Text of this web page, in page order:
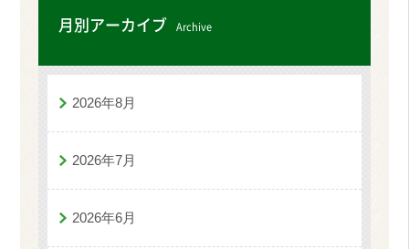
月別アーカイブ Archive
2026年8月
2026年7月
2026年6月